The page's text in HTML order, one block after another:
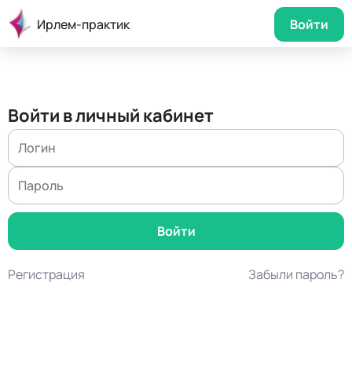
Ирлем-практик Войти
Войти в личный кабинет
Регистрация Забыли пароль?